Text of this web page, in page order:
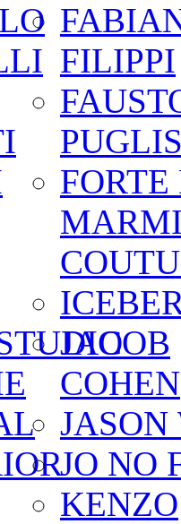
FILIPPI
FORTE
JACOB
COHEN
JASON
JO NO
KENZO